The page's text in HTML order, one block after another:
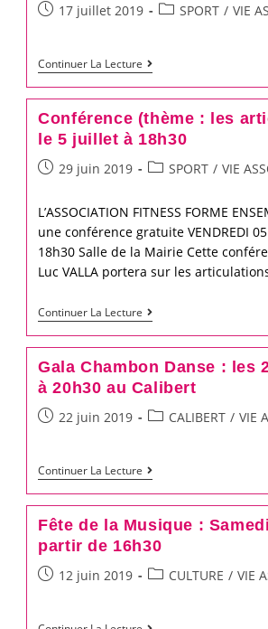
Post17 juillet 2019
PostSPORT / VIE
Continuer La Lecture
Journée
Jeune
Pêcheur
:
Conférence (thème : les
le 5 juillet à 18h30
Post29 juin 2019
PostSPORT / VIE
L’ASSOCIATION FITNESS FORME
une conférence gratuite VENDREDI
18h30 Salle de la Mairie Cette
Luc VALLA portera sur les
Continuer La Lecture
Conférence
(thème
les
5
juillet
à
18h30
Gala Chambon Danse : les
à 20h30 au Calibert
Post22 juin 2019
PostCALIBERT / VIE
Continuer La Lecture
Gala
Chambon
Danse
:
Fête de la Musique :
partir de 16h30
Post12 juin 2019
PostCULTURE / VIE